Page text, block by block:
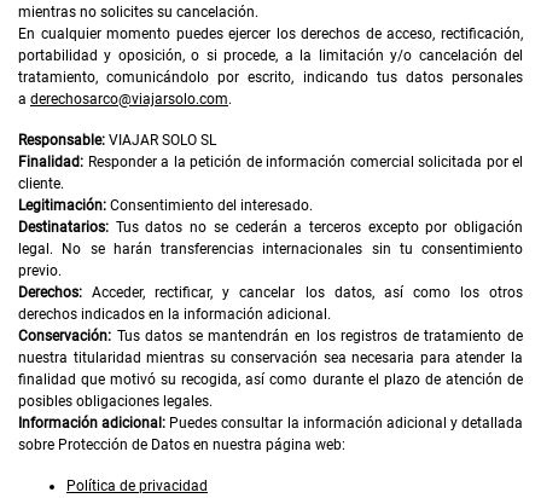
mientras no solicites su cancelación.
En cualquier momento puedes ejercer los derechos de acceso, rectificación,
portabilidad y oposición, o si procede, a la limitación y/o cancelación del
tratamiento, comunicándolo por escrito, indicando tus datos personales
a derechosarco@viajarsolo.com.
Responsable: VIAJAR SOLO SL
Finalidad: Responder a la petición de información comercial solicitada por el
cliente.
Legitimación: Consentimiento del interesado.
Destinatarios: Tus datos no se cederán a terceros excepto por obligación
legal. No se harán transferencias internacionales sin tu consentimiento
previo.
Derechos: Acceder, rectificar, y cancelar los datos, así como los otros
derechos indicados en la información adicional.
Conservación: Tus datos se mantendrán en los registros de tratamiento de
nuestra titularidad mientras su conservación sea necesaria para atender la
finalidad que motivó su recogida, así como durante el plazo de atención de
posibles obligaciones legales.
Información adicional: Puedes consultar la información adicional y detallada
sobre Protección de Datos en nuestra página web:
Política de privacidad